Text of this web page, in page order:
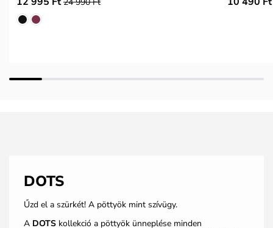
DOTS
Űzd el a szürkét! A pöttyök mint szívügy.
A DOTSkollekció a pöttyök ünneplése minden